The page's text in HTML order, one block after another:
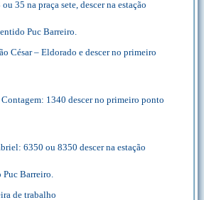
35 na praça sete, descer na estação
Puc Barreiro.
César – Eldorado e descer no primeiro
1340 descer no primeiro ponto
6350 ou 8350 descer na estação
Puc Barreiro.
de trabalho